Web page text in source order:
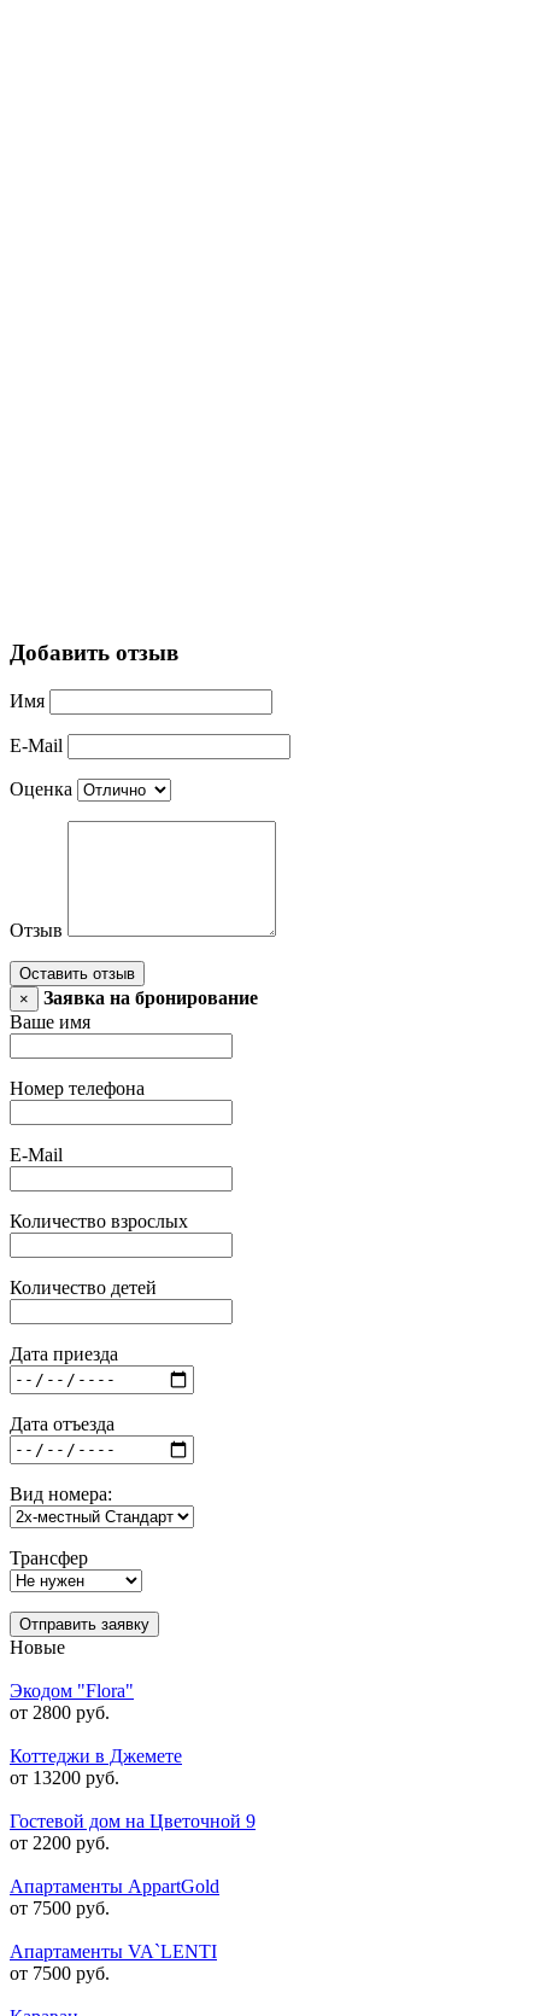
Добавить отзыв
Имя
E-Mail
Оценка
Отзыв
Оставить отзыв
×
Заявка на бронирование
Ваше имя
Номер телефона
E-Mail
Количество взрослых
Количество детей
Дата приезда
Дата отъезда
Вид номера:
Трансфер
Отправить заявку
Новые
Экодом "Flora"
от 2800 руб.
Коттеджи в Джемете
от 13200 руб.
Гостевой дом на Цветочной 9
от 2200 руб.
Апартаменты AppartGold
от 7500 руб.
Апартаменты VA`LENTI
от 7500 руб.